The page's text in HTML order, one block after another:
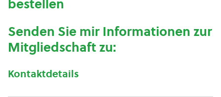
bestellen
Senden Sie mir Informationen zur
Mitgliedschaft zu:
Kontaktdetails